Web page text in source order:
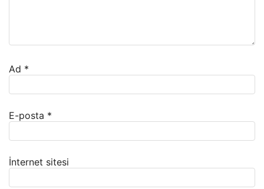
Ad *
E-posta *
İnternet sitesi